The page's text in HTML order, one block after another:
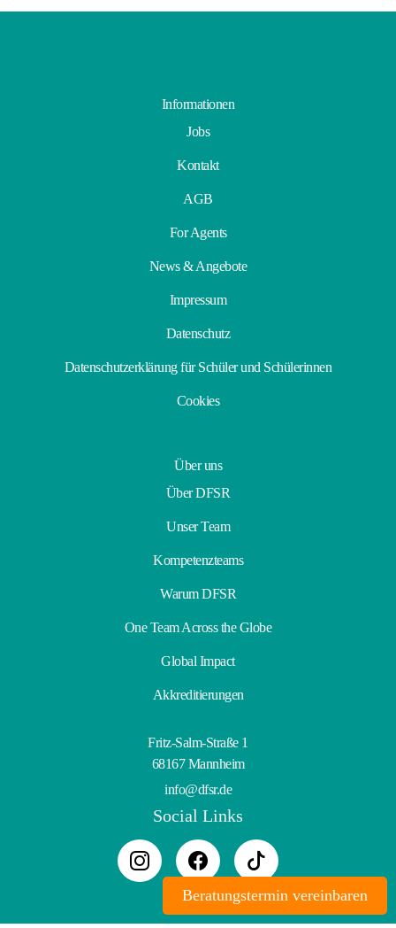
Informationen
Jobs
Kontakt
AGB
For Agents
News & Angebote
Impressum
Datenschutz
Datenschutzerklärung für Schüler und Schülerinnen
Cookies
Über uns
Über DFSR
Unser Team
Kompetenzteams
Warum DFSR
One Team Across the Globe
Global Impact
Akkreditierungen
Fritz-Salm-Straße 1
68167 Mannheim
info@dfsr.de
Social Links
Beratungstermin vereinbaren